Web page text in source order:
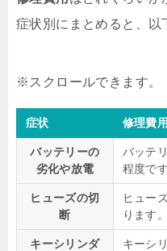
症状別にまとめると、以
症状 修理費
バッテリーの
劣化や放電
バッテ
程度で
ヒューズの切
断
ヒュー
ります。
キーシリンダ
キーシ